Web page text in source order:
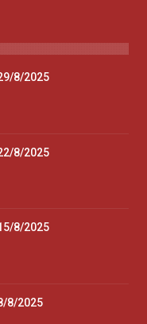
8/2025
8/2025
8/2025
8/2025